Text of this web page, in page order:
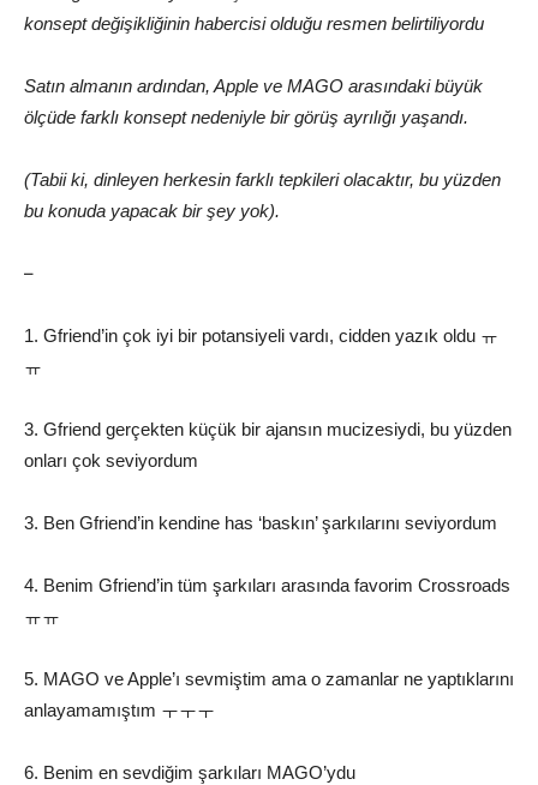
konsept değişikliğinin habercisi olduğu resmen belirtiliyordu
Satın almanın ardından, Apple ve MAGO arasındaki büyük
ölçüde farklı konsept nedeniyle bir görüş ayrılığı yaşandı.
(Tabii ki, dinleyen herkesin farklı tepkileri olacaktır, bu yüzden
bu konuda yapacak bir şey yok).
–
1. Gfriend’in çok iyi bir potansiyeli vardı, cidden yazık oldu ㅠ
ㅠ
3. Gfriend gerçekten küçük bir ajansın mucizesiydi, bu yüzden
onları çok seviyordum
3. Ben Gfriend’in kendine has ‘baskın’ şarkılarını seviyordum
4. Benim Gfriend’in tüm şarkıları arasında favorim Crossroads
ㅠㅠ
5. MAGO ve Apple’ı sevmiştim ama o zamanlar ne yaptıklarını
anlayamamıştım ㅜㅜㅜ
6. Benim en sevdiğim şarkıları MAGO’ydu